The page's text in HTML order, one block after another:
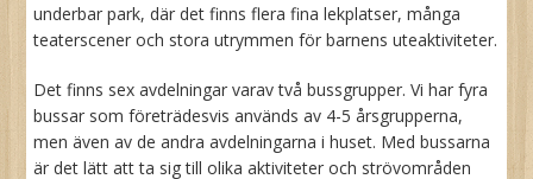
underbar park, där det finns flera fina lekplatser, många
teaterscener och stora utrymmen för barnens uteaktiviteter.
Det finns sex avdelningar varav två bussgrupper. Vi har fyra
bussar som företrädesvis används av 4-5 årsgrupperna,
men även av de andra avdelningarna i huset. Med bussarna
är det lätt att ta sig till olika aktiviteter och strövområden